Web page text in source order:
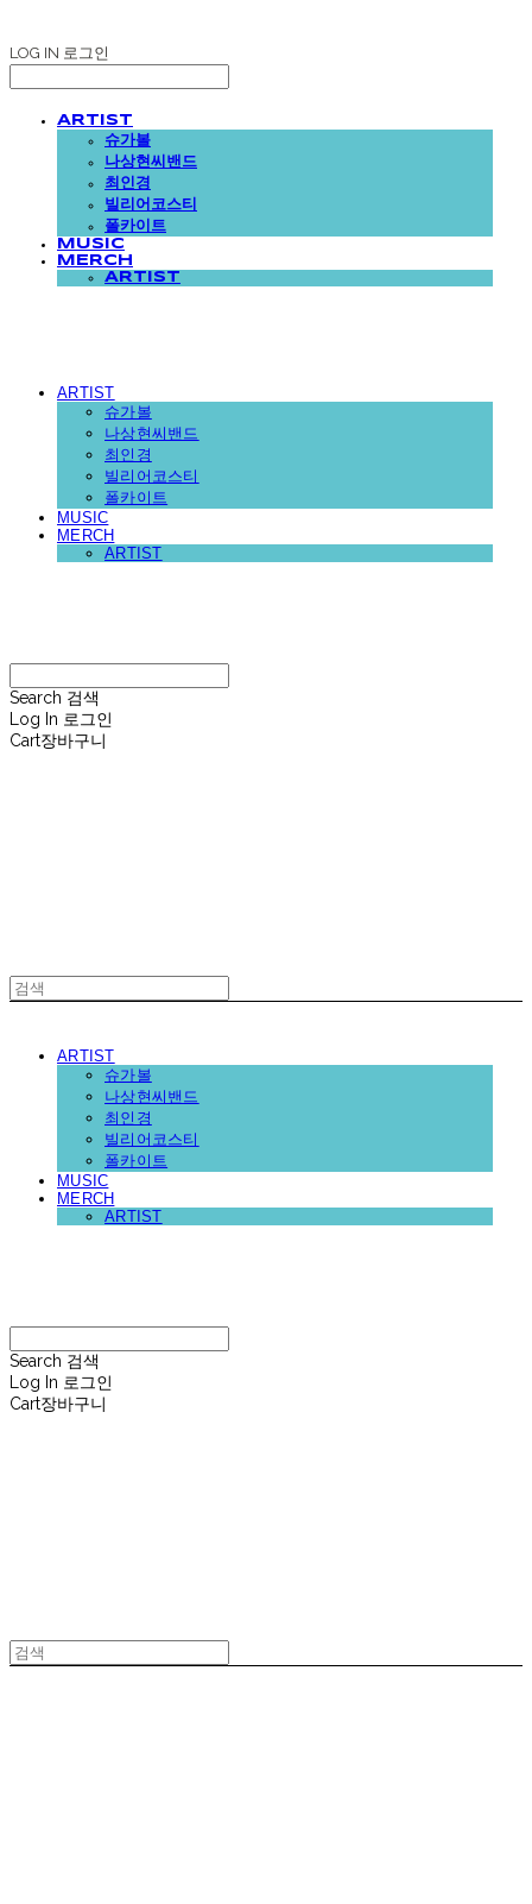
LOG IN 로그인
ARTIST
슈가볼
나상현씨밴드
최인경
빌리어코스티
폴카이트
MUSIC
MERCH
ARTIST
ARTIST
슈가볼
나상현씨밴드
최인경
빌리어코스티
폴카이트
MUSIC
MERCH
ARTIST
Search 검색
Log In 로그인
Cart장바구니
ARTIST
슈가볼
나상현씨밴드
최인경
빌리어코스티
폴카이트
MUSIC
MERCH
ARTIST
Search 검색
Log In 로그인
Cart장바구니